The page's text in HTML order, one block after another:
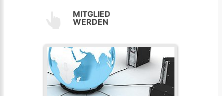
MITGLIED
WERDEN